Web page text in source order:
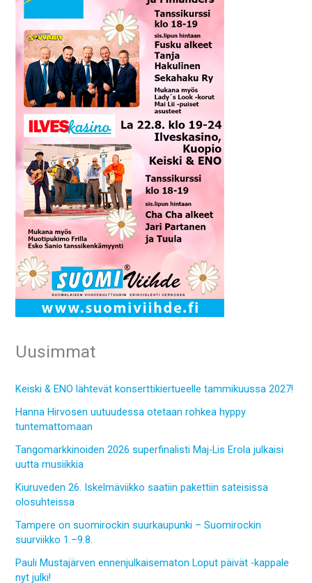
Uusimmat
Keiski & ENO lähtevät konserttikiertueelle tammikuussa 2027!
Hanna Hirvosen uutuudessa otetaan rohkea hyppy
tuntemattomaan
Tangomarkkinoiden 2026 superfinalisti Maj-Lis Erola julkaisi
uutta musiikkia
Kiuruveden 26. Iskelmäviikko saatiin pakettiin sateisissa
olosuhteissa
Tampere on suomirockin suurkaupunki – Suomirockin
suurviikko 1.–9.8.
Pauli Mustajärven ennenjulkaisematon Loput päivät -kappale
nyt julki!